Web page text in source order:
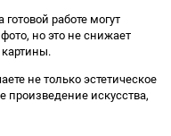
работе могут
но это не снижает
не только эстетическое
произведение искусства,